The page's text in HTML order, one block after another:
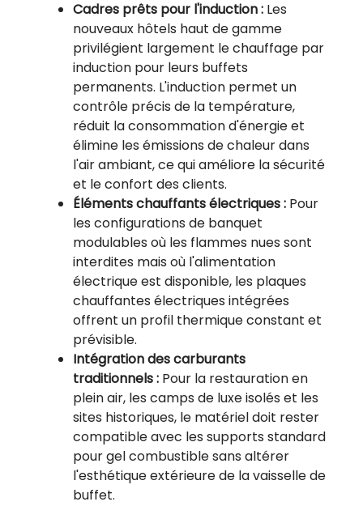
Cadres prêts pour l'induction : Les
nouveaux hôtels haut de gamme
privilégient largement le chauffage par
induction pour leurs buffets
permanents. L'induction permet un
contrôle précis de la température,
réduit la consommation d'énergie et
élimine les émissions de chaleur dans
l'air ambiant, ce qui améliore la sécurité
et le confort des clients.
Éléments chauffants électriques : Pour
les configurations de banquet
modulables où les flammes nues sont
interdites mais où l'alimentation
électrique est disponible, les plaques
chauffantes électriques intégrées
offrent un profil thermique constant et
prévisible.
Intégration des carburants
traditionnels : Pour la restauration en
plein air, les camps de luxe isolés et les
sites historiques, le matériel doit rester
compatible avec les supports standard
pour gel combustible sans altérer
l'esthétique extérieure de la vaisselle de
buffet.